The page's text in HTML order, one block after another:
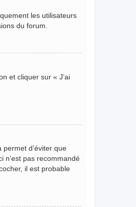
les utilisateurs
du forum.
et cliquer sur « J’ai
d’éviter que
n’est pas recommandé
il est probable